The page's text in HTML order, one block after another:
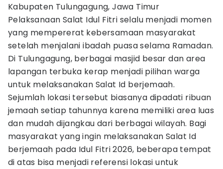
Kabupaten Tulungagung, Jawa Timur
Pelaksanaan Salat Idul Fitri selalu menjadi momen
yang mempererat kebersamaan masyarakat
setelah menjalani ibadah puasa selama Ramadan.
Di Tulungagung, berbagai masjid besar dan area
lapangan terbuka kerap menjadi pilihan warga
untuk melaksanakan Salat Id berjemaah.
Sejumlah lokasi tersebut biasanya dipadati ribuan
jemaah setiap tahunnya karena memiliki area luas
dan mudah dijangkau dari berbagai wilayah. Bagi
masyarakat yang ingin melaksanakan Salat Id
berjemaah pada Idul Fitri 2026, beberapa tempat
di atas bisa menjadi referensi lokasi untuk